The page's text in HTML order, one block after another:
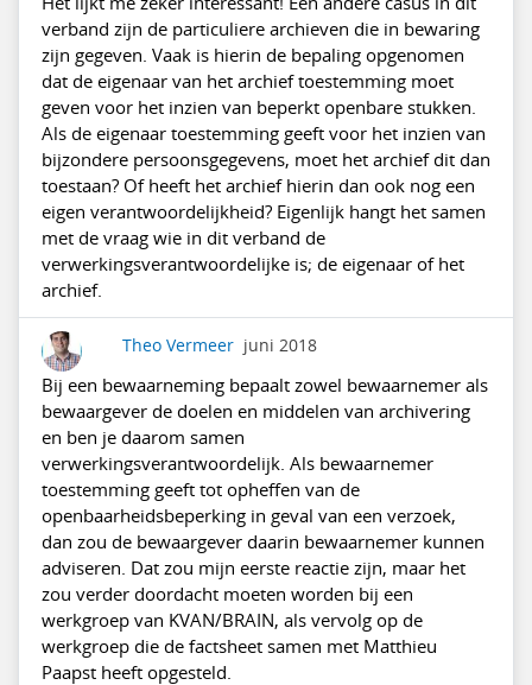
verband zijn de particuliere archieven die in bewaring
zijn gegeven. Vaak is hierin de bepaling opgenomen
dat de eigenaar van het archief toestemming moet
geven voor het inzien van beperkt openbare stukken.
Als de eigenaar toestemming geeft voor het inzien van
bijzondere persoonsgegevens, moet het archief dit dan
toestaan? Of heeft het archief hierin dan ook nog een
eigen verantwoordelijkheid? Eigenlijk hangt het samen
met de vraag wie in dit verband de
verwerkingsverantwoordelijke is; de eigenaar of het
archief.
Theo Vermeer juni 2018
Bij een bewaarneming bepaalt zowel bewaarnemer als
bewaargever de doelen en middelen van archivering
en ben je daarom samen
verwerkingsverantwoordelijk. Als bewaarnemer
toestemming geeft tot opheffen van de
openbaarheidsbeperking in geval van een verzoek,
dan zou de bewaargever daarin bewaarnemer kunnen
adviseren. Dat zou mijn eerste reactie zijn, maar het
zou verder doordacht moeten worden bij een
werkgroep van KVAN/BRAIN, als vervolg op de
werkgroep die de factsheet samen met Matthieu
Paapst heeft opgesteld.